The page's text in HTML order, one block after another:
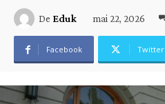
De Eduk mai 22, 2026
Facebook Twitter